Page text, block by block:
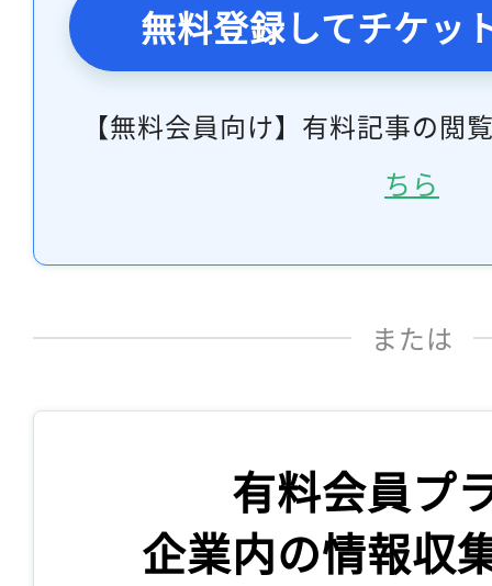
無料登録してチケッ
【無料会員向け】有料記事の閲
ちら
または
有料会員プ
企業内の情報収